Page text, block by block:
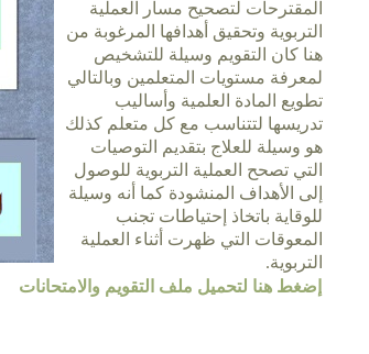
المقترحات لتصحيح مسار العملية
التربوية وتحقيق أهدافها المرغوبة من
هنا كان التقويم وسيلة للتشخيص
لمعرفة مستويات المتعلمين وبالتالي
تطويع المادة العلمية وأساليب
تدريسها لتتناسب مع كل متعلم كذلك
هو وسيلة للعلاج بتقديم التوصيات
التي تصحح العملية التربوية للوصول
إلى الأهداف المنشودة كما أنه وسيلة
للوقاية باتخاذ إحتياطات تجنب
المعوقات التي ظهرت أثناء العملية
التربوية.
إضغط هنا لتحميل ملف التقويم والامتحانات